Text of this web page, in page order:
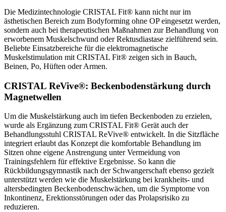
Die Medizintechnologie CRISTAL Fit® kann nicht nur im
ästhetischen Bereich zum Bodyforming ohne OP eingesetzt werden,
sondern auch bei therapeutischen Maßnahmen zur Behandlung von
erworbenem Muskelschwund oder Rektusdiastase zielführend sein.
Beliebte Einsatzbereiche für die elektromagnetische
Muskelstimulation mit CRISTAL Fit® zeigen sich in Bauch,
Beinen, Po, Hüften oder Armen.
CRISTAL ReVive®: Beckenbodenstärkung durch
Magnetwellen
Um die Muskelstärkung auch im tiefen Beckenboden zu erzielen,
wurde als Ergänzung zum CRISTAL Fit® Gerät auch der
Behandlungsstuhl CRISTAL ReVive® entwickelt. In die Sitzfläche
integriert erlaubt das Konzept die komfortable Behandlung im
Sitzen ohne eigene Anstrengung unter Vermeidung von
Trainingsfehlern für effektive Ergebnisse. So kann die
Rückbildungsgymnastik nach der Schwangerschaft ebenso gezielt
unterstützt werden wie die Muskelstärkung bei krankheits- und
altersbedingten Beckenbodenschwächen, um die Symptome von
Inkontinenz, Erektionsstörungen oder das Prolapsrisiko zu
reduzieren.